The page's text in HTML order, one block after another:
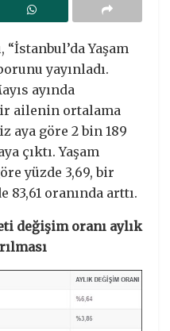
Yaşam
yayınladı.
ayında
ailenin ortalama
aya göre 2 bin 189
çıktı. Yaşam
yüzde 3,69, bir
83,61 oranında arttı.
değişim oranı aylık